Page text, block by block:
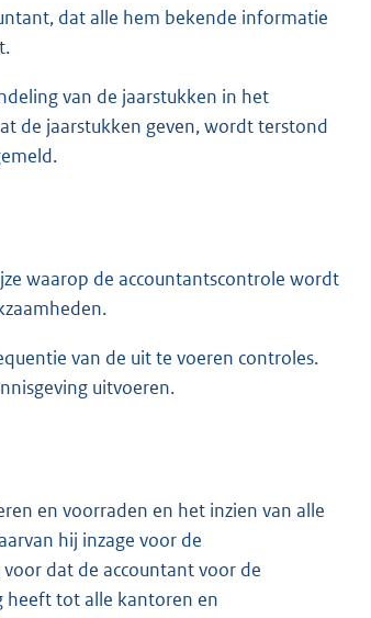
dat alle hem bekende informatie
van de jaarstukken in het
de jaarstukken geven, wordt terstond
waarop de accountantscontrole wordt
van de uit te voeren controles.
uitvoeren.
en voorraden en het inzien van alle
hij inzage voor de
dat de accountant voor de
heeft tot alle kantoren en